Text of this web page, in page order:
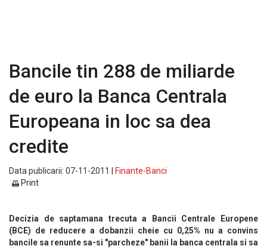
Bancile tin 288 de miliarde
de euro la Banca Centrala
Europeana in loc sa dea
credite
Data publicarii: 07-11-2011 |
Finante-Banci
Print
Decizia de saptamana trecuta a Bancii Centrale Europene
(BCE) de reducere a dobanzii cheie cu 0,25% nu a convins
bancile sa renunte sa-si "parcheze" banii la banca centrala si sa